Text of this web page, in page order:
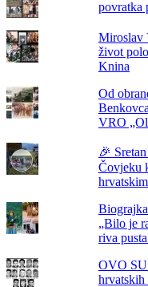
povratka
Miroslav
život
Knina
Od
VRO
🎉
Čovjeku
„Bilo je
riva
OVO